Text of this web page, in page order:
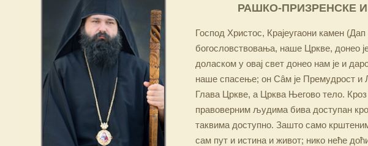
РАШКО-ПРИЗРЕНСКЕ
Господ Христос, Крајеугаони камен
богословствовања, наше Цркве, донео
доласком у овај свет донео нам је и
наше спасење; он Сâм је Премудрост и
Глава Цркве, а Црква Његово тело.
правоверним људима бива доступан
таквима доступно. Зашто само
сам пут и истина и живот; нико неће